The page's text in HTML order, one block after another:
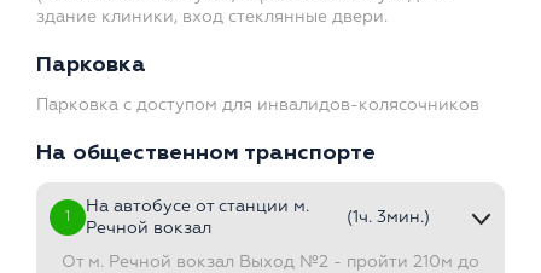
здание клиники, вход стеклянные двери.
Парковка
Парковка с доступом для инвалидов-колясочников
На общественном транспорте
1
На автобусе от станции м.
Речной вокзал
(1ч. 3мин.)
От м. Речной вокзал Выход №2 - пройти 210м до